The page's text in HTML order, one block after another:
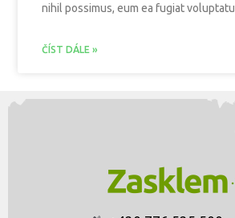
nihil possimus, eum ea fugiat
ČÍST DÁLE »